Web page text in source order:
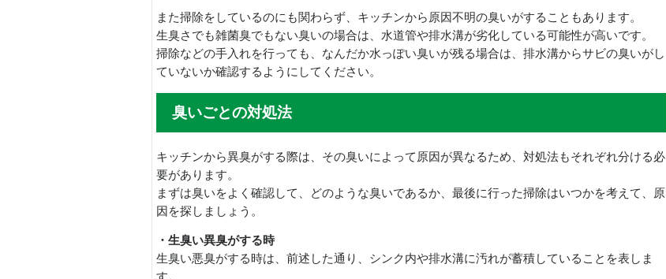
また掃除をしているのにも関わらず、キッチンから原因不明の臭いがすることもあります。
生臭さでも雑菌臭でもない臭いの場合は、水道管や排水溝が劣化している可能性が高いです。
掃除などの手入れを行っても、なんだか水っぽい臭いが残る場合は、排水溝からサビの臭いがし
ていないか確認するようにしてください。
臭いごとの対処法
キッチンから異臭がする際は、その臭いによって原因が異なるため、対処法もそれぞれ分ける必
要があります。
まずは臭いをよく確認して、どのような臭いであるか、最後に行った掃除はいつかを考えて、原
因を探しましょう。
・生臭い異臭がする時
生臭い悪臭がする時は、前述した通り、シンク内や排水溝に汚れが蓄積していることを表しま